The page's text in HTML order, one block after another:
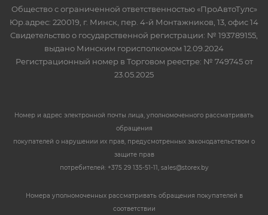
Общество с ограниченной ответственностью «ПроАвтоТулс»
Юр.адрес: 220019, г. Минск, пер. 4-й Монтажников, 13, офис 14
Свидетельство о государственной регистрации: № 193789155,
выдано Минским горисполкомом 12.09.2024
Регистрационный номер в Торговом реестре: № 749745 от
23.05.2025
Номер и адрес электронной почты лица, уполномоченного рассматривать
обращения
покупателей о нарушении их прав, предусмотренных законодательством о
защите прав
потребителей: +375 29 135-51-11, sales@storex.by
Номера уполномоченных рассматривать обращения покупателей в
соответствии